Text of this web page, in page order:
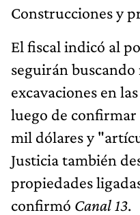
Construcciones y
El fiscal indicó al
seguirán
excavaciones en
luego de confirmar
mil dólares y
Justicia también
propiedades
confirmó Canal 13.